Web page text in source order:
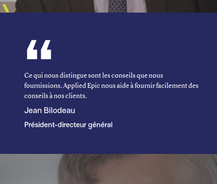
Ce qui nous distingue sont les conseils que nous
fournissions. Applied Epic nous aide à fournir facilement des
conseils à nos clients.
Jean Bilodeau
Président-directeur général